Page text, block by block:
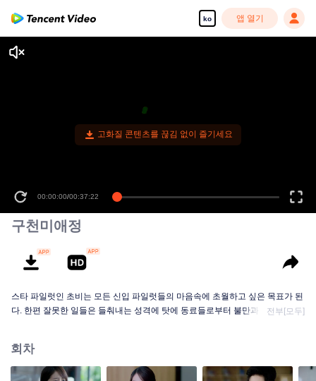
ko 앱 열기
00:00:00/00:37:22
구천미애정
스타 파일럿인 초비는 모든 신입 파일럿들의 마음속에 초월하고 싶은 목표가 된
다. 한편 잘못한 일들은 들춰내는 성격에 탓에 동료들로부터 불만과 원망도 받
다. 1년 뒤, 새로운 면모의 정등은 다시 임서의 세계에 나타나게 되는데...
전부[모두]
회차